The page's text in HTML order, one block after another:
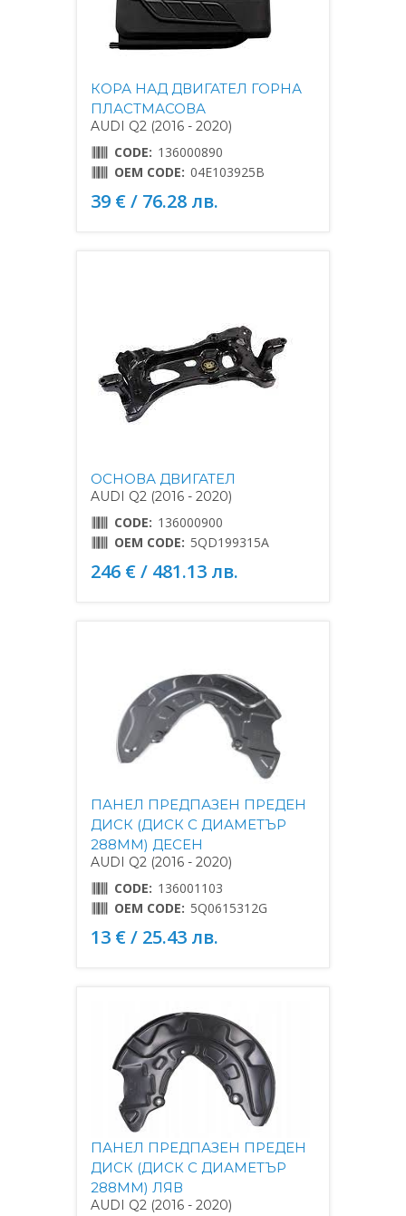
КОРА НАД ДВИГАТЕЛ ГОРНА
ПЛАСТМАСОВА
AUDI Q2 (2016 - 2020)
CODE: 136000890
OEM CODE: 04E103925B
39 € / 76.28 лв.
ОСНОВА ДВИГАТЕЛ
AUDI Q2 (2016 - 2020)
CODE: 136000900
OEM CODE: 5QD199315A
246 € / 481.13 лв.
ПАНЕЛ ПРЕДПАЗЕН ПРЕДЕН
ДИСК (ДИСК С ДИАМЕТЪР
288MM) ДЕСЕН
AUDI Q2 (2016 - 2020)
CODE: 136001103
OEM CODE: 5Q0615312G
13 € / 25.43 лв.
ПАНЕЛ ПРЕДПАЗЕН ПРЕДЕН
ДИСК (ДИСК С ДИАМЕТЪР
288MM) ЛЯВ
AUDI Q2 (2016 - 2020)